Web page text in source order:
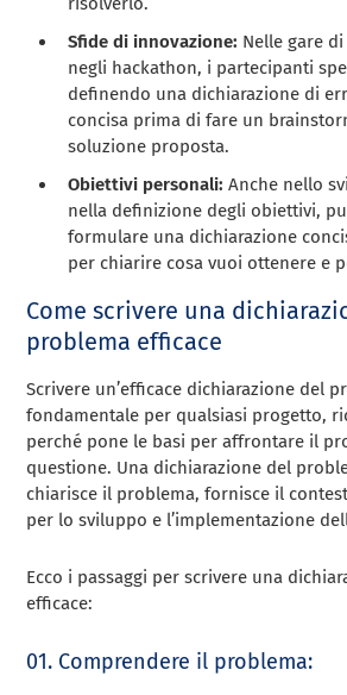
Sfide di innovazione: Nelle gare
negli hackathon, i partecipanti
definendo una dichiarazione di
concisa prima di fare un
soluzione proposta.
Obiettivi personali:Anche nello
nella definizione degli obiettivi,
formulare una dichiarazione
per chiarire cosa vuoi ottenere e
Come scrivere una
problema efficace
Scrivere un’efficace dichiarazione del
fondamentale per qualsiasi progetto,
perché pone le basi per affrontare il
questione. Una dichiarazione del
chiarisce il problema, fornisce il
per lo sviluppo e l’implementazione
Ecco i passaggi per scrivere una
efficace:
01. Comprendere il problema: